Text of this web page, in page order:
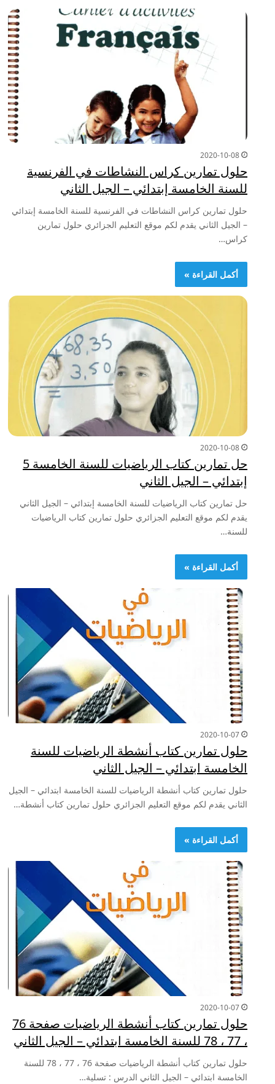
2020-10-08
حلول تمارين كراس النشاطات في الفرنسية
للسنة الخامسة إبتدائي – الجيل الثاني
حلول تمارين كراس النشاطات في الفرنسية للسنة الخامسة إبتدائي
– الجيل الثاني يقدم لكم موقع التعليم الجزائري حلول تمارين
كراس…
أكمل القراءة »
2020-10-08
حل تمارين كتاب الرياضيات للسنة الخامسة 5
إبتدائي – الجيل الثاني
حل تمارين كتاب الرياضيات للسنة الخامسة إبتدائي – الجيل الثاني
يقدم لكم موقع التعليم الجزائري حلول تمارين كتاب الرياضيات
للسنة…
أكمل القراءة »
2020-10-07
حلول تمارين كتاب أنشطة الرياضيات للسنة
الخامسة ابتدائي – الجيل الثاني
حلول تمارين كتاب أنشطة الرياضيات للسنة الخامسة ابتدائي – الجيل
الثاني يقدم لكم موقع التعليم الجزائري حلول تمارين كتاب أنشطة…
أكمل القراءة »
2020-10-07
حلول تمارين كتاب أنشطة الرياضيات صفحة 76
، 77 ، 78 للسنة الخامسة ابتدائي – الجيل الثاني
حلول تمارين كتاب أنشطة الرياضيات صفحة 76 ، 77 ، 78 للسنة
الخامسة ابتدائي – الجيل الثاني الدرس : تسلية…